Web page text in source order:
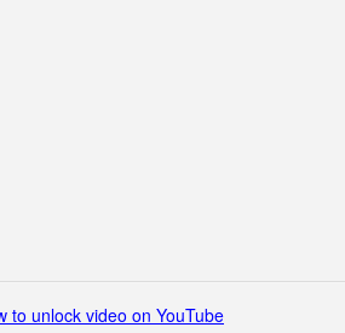
to unlock video on YouTube